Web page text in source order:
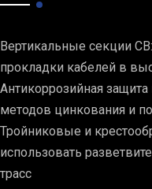
Вертикальные секции
прокладки кабелей в
Антикоррозийная
методов цинкования и
Тройниковые и
использовать
трасс